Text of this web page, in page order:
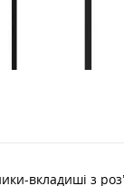
вкладиші з